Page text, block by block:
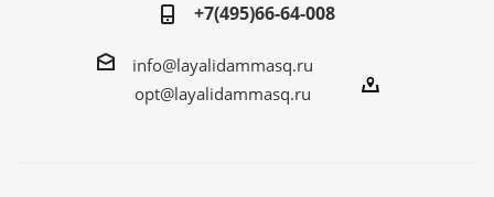
+7(495)66-64-008
info@layalidammasq.ru
opt@layalidammasq.ru